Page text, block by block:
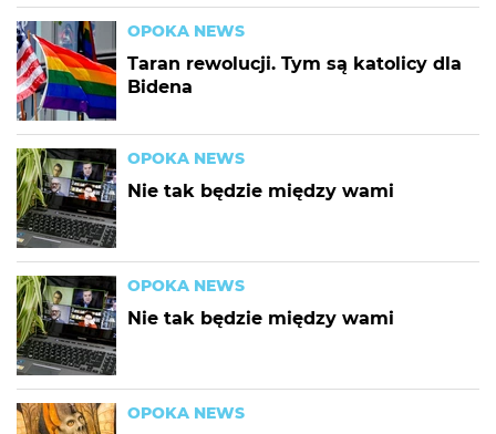
OPOKA NEWS
Taran rewolucji. Tym są katolicy dla
Bidena
OPOKA NEWS
Nie tak będzie między wami
OPOKA NEWS
Nie tak będzie między wami
OPOKA NEWS